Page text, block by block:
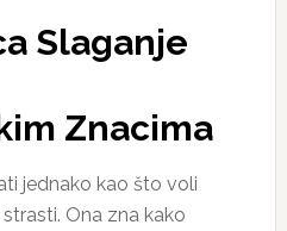
Slaganje
Znacima
jednako kao što voli
Ona zna kako